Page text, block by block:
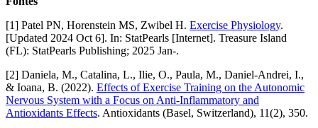
[1] Patel PN, Horenstein MS, Zwibel H. Exercise Physiology.
[Updated 2024 Oct 6]. In: StatPearls [Internet]. Treasure Island
(FL): StatPearls Publishing; 2025 Jan-.
[2] Daniela, M., Catalina, L., Ilie, O., Paula, M., Daniel-Andrei, I.,
& Ioana, B. (2022). Effects of Exercise Training on the Autonomic
Nervous System with a Focus on Anti-Inflammatory and
Antioxidants Effects. Antioxidants (Basel, Switzerland), 11(2), 350.